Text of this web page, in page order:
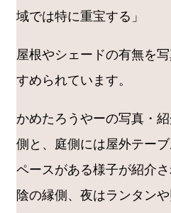
域では特に重宝する」
屋根やシェードの有無を
すめられています。
かめたろうやーの写真・
側と、庭側には屋外テー
ペースがある様子が紹介
陰の縁側、夜はランタン